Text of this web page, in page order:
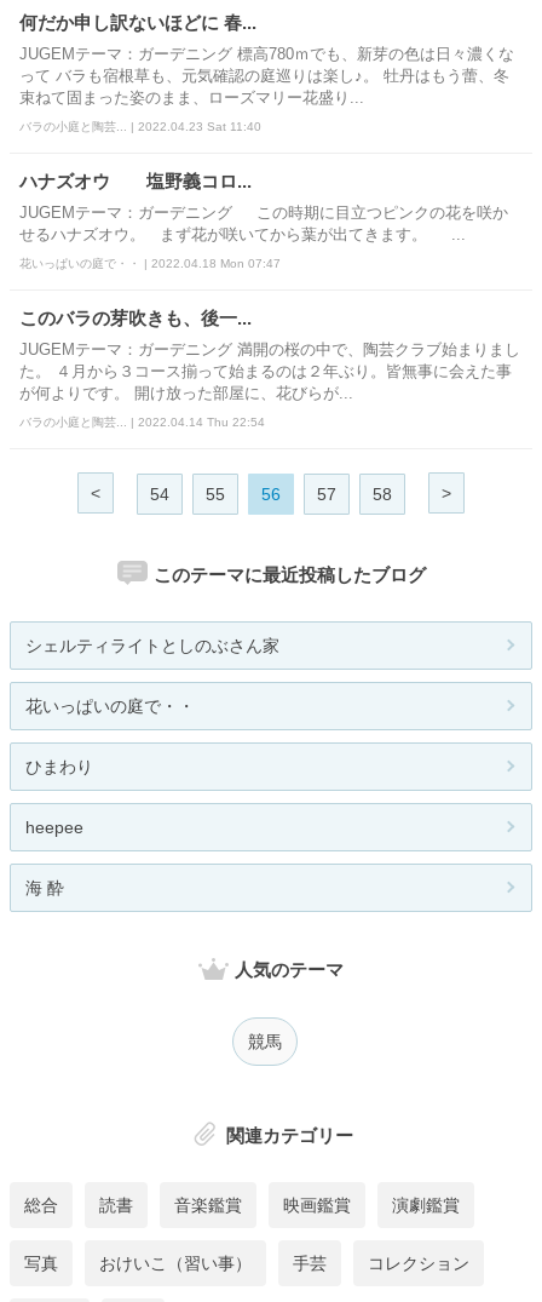
何だか申し訳ないほどに 春...
JUGEMテーマ：ガーデニング 標高780ｍでも、新芽の色は日々濃くな
って バラも宿根草も、元気確認の庭巡りは楽し♪。 牡丹はもう蕾、冬
束ねて固まった姿のまま、ローズマリー花盛り...
バラの小庭と陶芸... | 2022.04.23 Sat 11:40
ハナズオウ 塩野義コロ...
JUGEMテーマ：ガーデニング この時期に目立つピンクの花を咲か
せるハナズオウ。 まず花が咲いてから葉が出てきます。 ...
花いっぱいの庭で・・ | 2022.04.18 Mon 07:47
このバラの芽吹きも、後一...
JUGEMテーマ：ガーデニング 満開の桜の中で、陶芸クラブ始まりまし
た。 ４月から３コース揃って始まるのは２年ぶり。皆無事に会えた事
が何よりです。 開け放った部屋に、花びらが...
バラの小庭と陶芸... | 2022.04.14 Thu 22:54
< 54 55 56 57 58 >
このテーマに最近投稿したブログ
シェルティライトとしのぶさん家
花いっぱいの庭で・・
ひまわり
heepee
海 酔
人気のテーマ
競馬
関連カテゴリー
総合 読書 音楽鑑賞 映画鑑賞 演劇鑑賞
写真 おけいこ（習い事） 手芸 コレクション